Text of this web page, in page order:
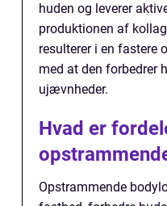
huden og leverer
produktionen af
resulterer i en fastere
med at den forbedrer
ujævnheder.
Hvad er
Opstrammende